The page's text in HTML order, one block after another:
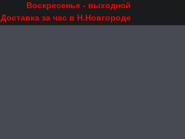
Воскресенье - выходной
Доставка за час в Н.Новгороде